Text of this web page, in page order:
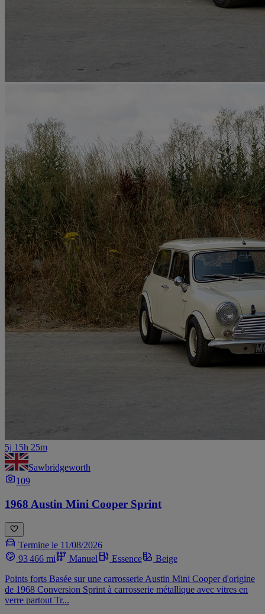
5j 15h 25m
Sawbridgeworth
109
1968 Austin Mini Cooper Sprint
Termine le 11/08/2026
93 466 mi
Manuel Essence
Beige
Points forts Basée sur une carrosserie Austin Mini Cooper d'origine
de 1968 Conversion Sprint à carrosserie métallique avec vitres en
verre partout Tr...